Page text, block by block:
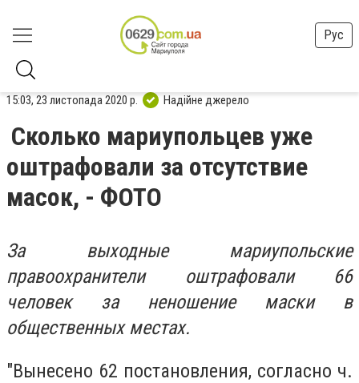
Рус
15:03, 23 листопада 2020 р. Надійне джерело
Сколько мариупольцев уже
оштрафовали за отсутствие
масок, - ФОТО
За выходные мариупольские
правоохранители оштрафовали 66
человек за неношение маски в
общественных местах.
"Вынесено 62 постановления, согласно ч.